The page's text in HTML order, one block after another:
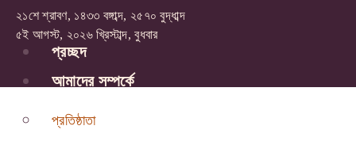
২১শে শ্রাবণ, ১৪৩৩ বঙ্গাব্দ, ২৫৭০ বুদ্ধাব্দ
৫ই আগস্ট, ২০২৬ খ্রিস্টাব্দ, বুধবার
প্রচ্ছদ
আমাদের সম্পর্কে
প্রতিষ্ঠাতা